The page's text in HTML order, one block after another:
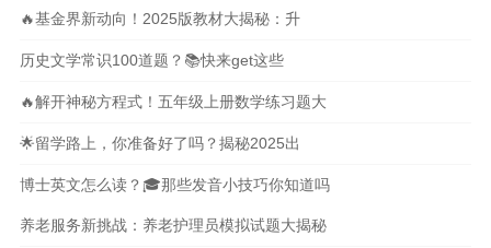
🔥基金界新动向！2025版教材大揭秘：升
历史文学常识100道题？📚快来get这些
🔥解开神秘方程式！五年级上册数学练习题大
🌟留学路上，你准备好了吗？揭秘2025出
博士英文怎么读？🎓那些发音小技巧你知道吗
养老服务新挑战：养老护理员模拟试题大揭秘